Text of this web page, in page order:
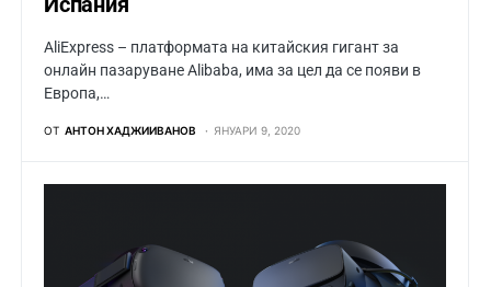
AliExpress – платформата на китайския гигант за
онлайн пазаруване Alibaba, има за цел да се появи в
Европа,…
ОТ АНТОН ХАДЖИИВАНОВ ЯНУАРИ 9, 2020